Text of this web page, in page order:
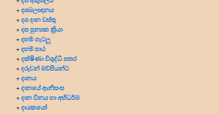
+දශබලඥානය
+දශ දාන වස්තු
+දස පුන්‍යක ක්‍රියා
+දහම් ගැටලු
+දහම් පාඨ
+දක්ෂිණා විශුද්ධි සතර
+දරුවන් මව්පියන්ට
+දානය
+දානයේ ආනිසංස
+දාන විනය හා අභිධර්ම
+දායකයෝ